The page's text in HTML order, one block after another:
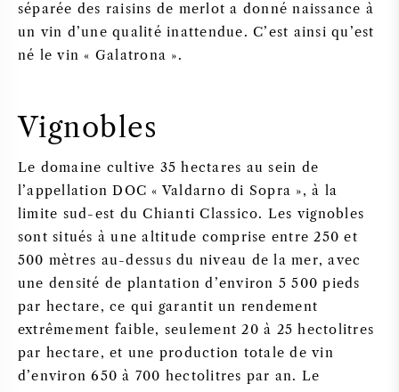
séparée des raisins de merlot a donné naissance à
un vin d’une qualité inattendue. C’est ainsi qu’est
né le vin « Galatrona ».
Vignobles
Le domaine cultive 35 hectares au sein de
l’appellation DOC « Valdarno di Sopra », à la
limite sud-est du Chianti Classico. Les vignobles
sont situés à une altitude comprise entre 250 et
500 mètres au-dessus du niveau de la mer, avec
une densité de plantation d’environ 5 500 pieds
par hectare, ce qui garantit un rendement
extrêmement faible, seulement 20 à 25 hectolitres
par hectare, et une production totale de vin
d’environ 650 à 700 hectolitres par an. Le